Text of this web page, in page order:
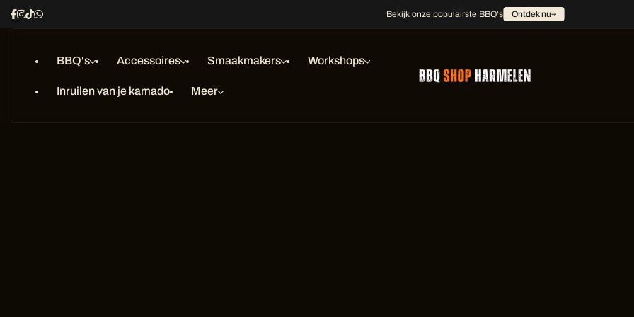
naar
Bekijk onze populairste BBQ's Ontdek nu
BBQ's Accessoires Smaakmakers Workshops
Inruilen van je kamado Meer